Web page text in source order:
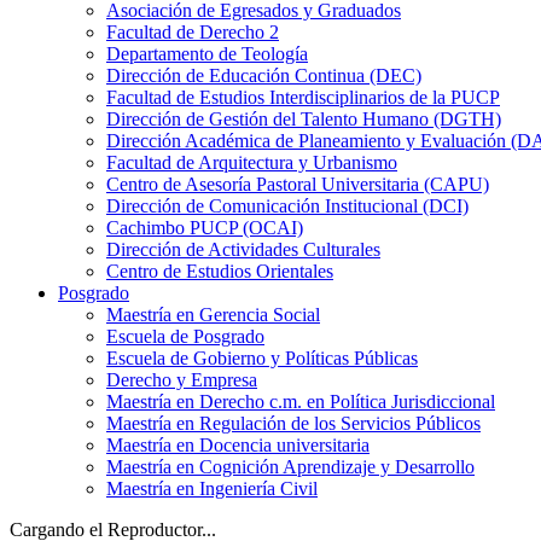
Asociación de Egresados y Graduados
Facultad de Derecho 2
Departamento de Teología
Dirección de Educación Continua (DEC)
Facultad de Estudios Interdisciplinarios de la PUCP
Dirección de Gestión del Talento Humano (DGTH)
Dirección Académica de Planeamiento y Evaluación
Facultad de Arquitectura y Urbanismo
Centro de Asesoría Pastoral Universitaria (CAPU)
Dirección de Comunicación Institucional (DCI)
Cachimbo PUCP (OCAI)
Dirección de Actividades Culturales
Centro de Estudios Orientales
Posgrado
Maestría en Gerencia Social
Escuela de Posgrado
Escuela de Gobierno y Políticas Públicas
Derecho y Empresa
Maestría en Derecho c.m. en Política Jurisdiccional
Maestría en Regulación de los Servicios Públicos
Maestría en Docencia universitaria
Maestría en Cognición Aprendizaje y Desarrollo
Maestría en Ingeniería Civil
Cargando el Reproductor...